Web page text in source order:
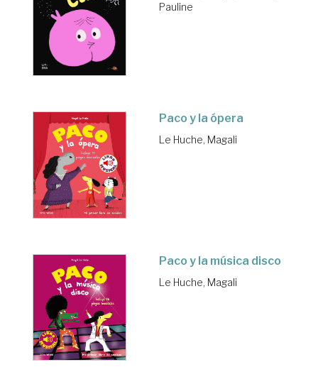
Pauline
Paco y la ópera
Le Huche, Magali
Paco y la música disco
Le Huche, Magali